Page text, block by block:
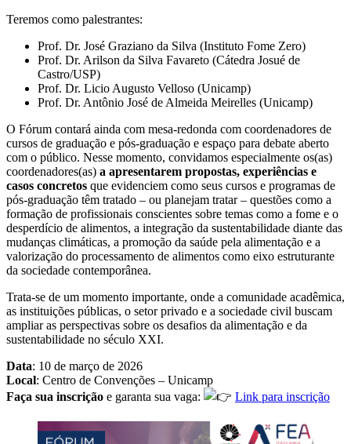
Teremos como palestrantes:
Prof. Dr. José Graziano da Silva (Instituto Fome Zero)
Prof. Dr. Arilson da Silva Favareto (Cátedra Josué de
Castro/USP)
Prof. Dr. Licio Augusto Velloso (Unicamp)
Prof. Dr. Antônio José de Almeida Meirelles (Unicamp)
O Fórum contará ainda com mesa-redonda com coordenadores de
cursos de graduação e pós-graduação e espaço para debate aberto
com o público. Nesse momento, convidamos especialmente os(as)
coordenadores(as) a apresentarem propostas, experiências e
casos concretos que evidenciem como seus cursos e programas de
pós-graduação têm tratado – ou planejam tratar – questões como a
formação de profissionais conscientes sobre temas como a fome e o
desperdício de alimentos, a integração da sustentabilidade diante das
mudanças climáticas, a promoção da saúde pela alimentação e a
valorização do processamento de alimentos como eixo estruturante
da sociedade contemporânea.
Trata-se de um momento importante, onde a comunidade acadêmica,
as instituições públicas, o setor privado e a sociedade civil buscam
ampliar as perspectivas sobre os desafios da alimentação e da
sustentabilidade no século XXI.
Data: 10 de março de 2026
Local: Centro de Convenções – Unicamp
Faça sua inscrição e garanta sua vaga: Link para inscrição